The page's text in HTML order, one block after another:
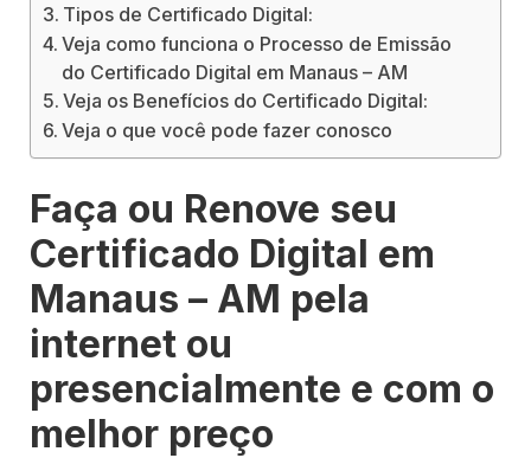
Tipos de Certificado Digital:
Veja como funciona o Processo de Emissão
do Certificado Digital em Manaus – AM
Veja os Benefícios do Certificado Digital:
Veja o que você pode fazer conosco
Faça ou Renove seu
Certificado Digital em
Manaus – AM pela
internet ou
presencialmente e com o
melhor preço